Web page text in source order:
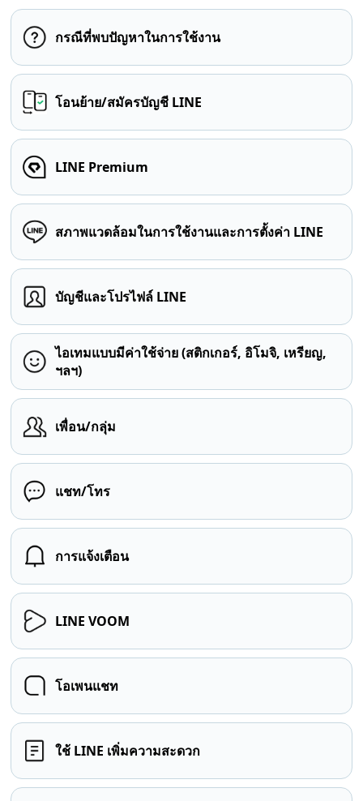
กรณีที่พบปัญหาในการใช้งาน
โอนย้าย/สมัครบัญชี LINE
LINE Premium
สภาพแวดล้อมในการใช้งานและการตั้งค่า LINE
บัญชีและโปรไฟล์ LINE
ไอเทมแบบมีค่าใช้จ่าย (สติกเกอร์, อิโมจิ, เหรียญ,
ฯลฯ)
เพื่อน/กลุ่ม
แชท/โทร
การแจ้งเตือน
LINE VOOM
โอเพนแชท
ใช้ LINE เพิ่มความสะดวก